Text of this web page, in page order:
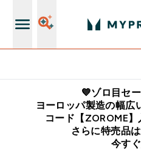
💙ゾロ目セ
ヨーロッパ製造の幅広
コード【ZOROME
さらに特売品
今す